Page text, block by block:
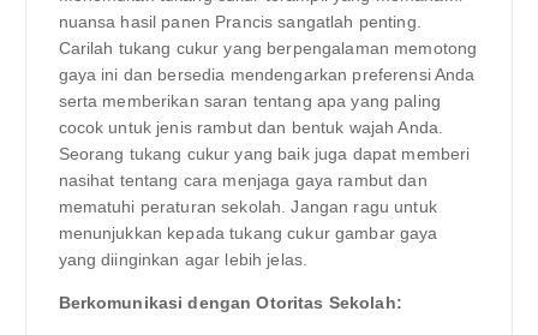
nuansa hasil panen Prancis sangatlah penting.
Carilah tukang cukur yang berpengalaman memotong
gaya ini dan bersedia mendengarkan preferensi Anda
serta memberikan saran tentang apa yang paling
cocok untuk jenis rambut dan bentuk wajah Anda.
Seorang tukang cukur yang baik juga dapat memberi
nasihat tentang cara menjaga gaya rambut dan
mematuhi peraturan sekolah. Jangan ragu untuk
menunjukkan kepada tukang cukur gambar gaya
yang diinginkan agar lebih jelas.
Berkomunikasi dengan Otoritas Sekolah: